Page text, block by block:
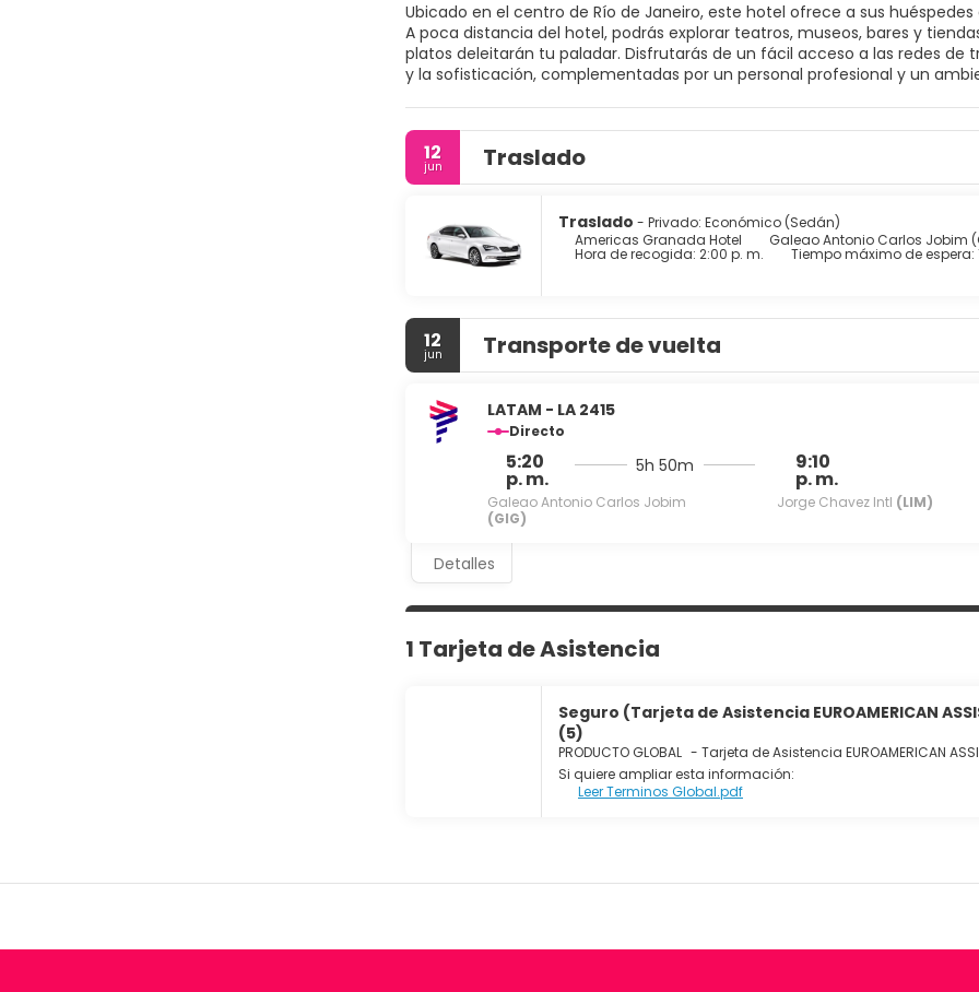
Ubicado en el centro de Río de Janeiro, este hotel ofrece a sus
A poca distancia del hotel, podrás explorar teatros, museos, bares y
platos deleitarán tu paladar. Disfrutarás de un fácil acceso a las redes
y la sofisticación, complementadas por un personal profesional y un
bar de estilo americano. Ideal tanto para viajeros de negocios como de
12
jun Traslado
Traslado - Privado: Económico (Sedán)
Americas Granada Hotel
Galeao Antonio Carlos Jobim
Hora de recogida: 2:00 p. m. Tiempo máximo de espera:
12
jun Transporte de vuelta
LATAM - LA 2415
Directo
5:20
p. m.
Galeao Antonio Carlos Jobim
(GIG)
5h 50m 9:10
p. m.
Jorge Chavez Intl (LIM)
Detalles
1 Tarjeta de Asistencia
Seguro (Tarjeta de Asistencia EUROAMERICAN
(5)
PRODUCTO GLOBAL - Tarjeta de Asistencia EUROAMERICAN
Si quiere ampliar esta información:
Leer Terminos Global.pdf